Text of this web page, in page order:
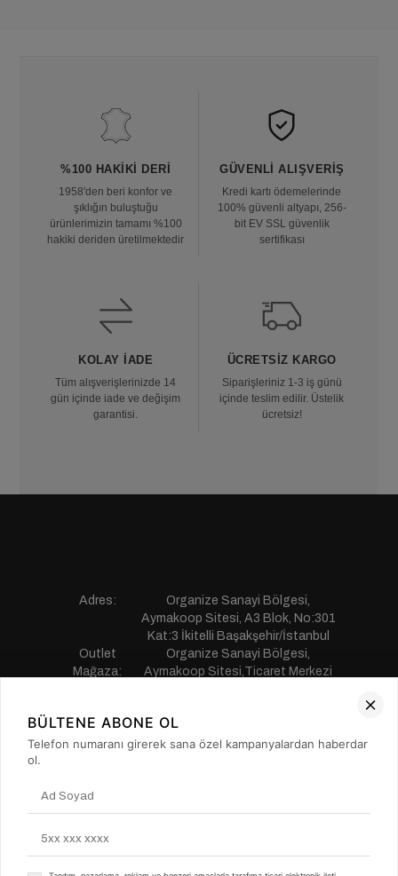
%100 HAKIKI DERI
1958'den beri konfor ve
şıklığın buluştuğu
ürünlerimizin tamamı %100
hakiki deriden üretilmektedir
GÜVENLI ALIŞVERIŞ
Kredi kartı ödemelerinde
100% güvenli altyapı, 256-
bit EV SSL güvenlik
sertifikası
KOLAY İADE
Tüm alışverişlerinizde 14
gün içinde iade ve değişim
garantisi.
ÜCRETSIZ KARGO
Siparişleriniz 1-3 iş günü
içinde teslim edilir. Üstelik
ücretsiz!
Adres:
Organize Sanayi Bölgesi,
Aymakoop Sitesi, A3 Blok, No:301
Kat:3 İkitelli Başakşehir/İstanbul
Outlet
Mağaza:
Organize Sanayi Bölgesi,
Aymakoop Sitesi,Ticaret Merkezi
Telefon:
0850 441 55 77
E-mail:
musterihizmetleri@saillakers.com.tr
MÜŞTERİ HİZMETLERİ
BÜLTENE ABONE OL
Telefon numaranı girerek sana özel kampanyalardan haberdar
ol.